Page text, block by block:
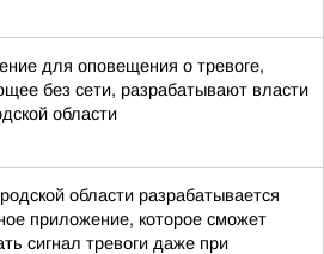
для оповещения о тревоге,
без сети, разрабатывают власти
области
области разрабатывается
приложение, которое сможет
сигнал тревоги даже при